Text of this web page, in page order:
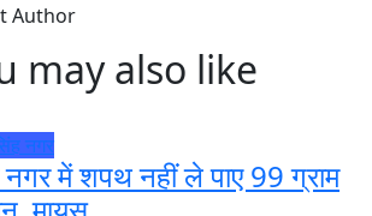
Author
may also like
नगर
में शपथ नहीं ले पाए 99 ग्राम